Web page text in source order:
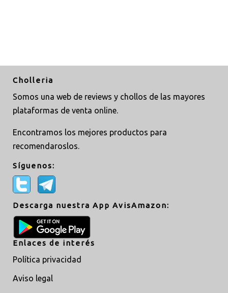
Cholleria
Somos una web de reviews y chollos de las mayores
plataformas de venta online.
Encontramos los mejores productos para
recomendaroslos.
Síguenos:
Descarga nuestra App AvisAmazon:
Enlaces de interés
Política privacidad
Aviso legal